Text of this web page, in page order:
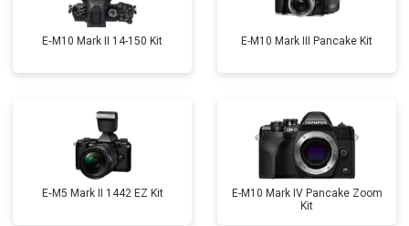
E‑M10 Mark II 14-150 Kit E-M10 Mark III Pancake Kit
E‑M5 Mark II 1442 EZ Kit
E-M10 Mark IV Pancake Zoom
Kit